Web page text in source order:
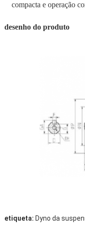
compacta e operação
desenho do produto
etiqueta: Dyno da